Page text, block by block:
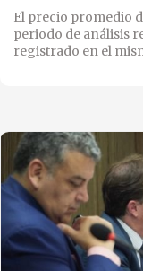
El precio promedio
periodo de análisis
registrado en el